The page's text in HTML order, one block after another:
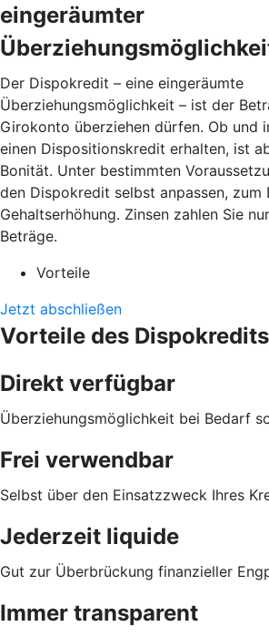
eingeräumter
Der Dispokredit – eine eingeräumte
Überziehungsmöglichkeit – ist der
Girokonto überziehen dürfen. Ob und
einen Dispositionskredit erhalten, ist
Bonität. Unter bestimmten
den Dispokredit selbst anpassen, zum
Gehaltserhöhung. Zinsen zahlen Sie
Beträge.
Vorteile
Jetzt abschließen
Vorteile des Dispokredits
Direkt verfügbar
Überziehungsmöglichkeit bei Bedarf
Frei verwendbar
Selbst über den Einsatzzweck Ihres
Jederzeit liquide
Gut zur Überbrückung finanzieller
Immer transparent